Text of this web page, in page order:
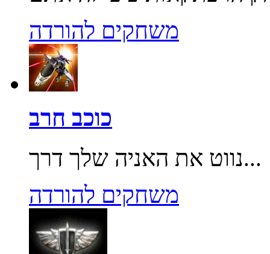
משחקים להורדה
כוכב חרב
נווט את האניה שלך דרך...
משחקים להורדה